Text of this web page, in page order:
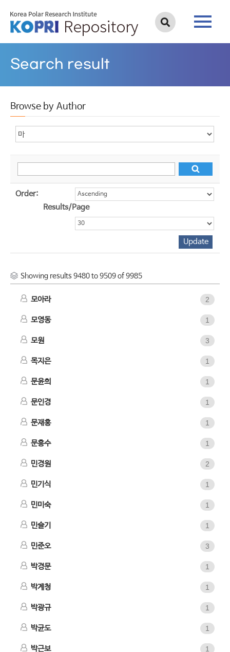
Search result
Browse by Author
Order:
Results/Page
Showing results 9480 to 9509 of 9985
모아라 2
모영동 1
모원 3
목지은 1
문윤희 1
문인경 1
문재홍 1
문흥수 1
민경원 2
민기식 1
민미숙 1
민슬기 1
민준오 3
박경문 1
박계청 1
박광규 1
박균도 1
박근보 1